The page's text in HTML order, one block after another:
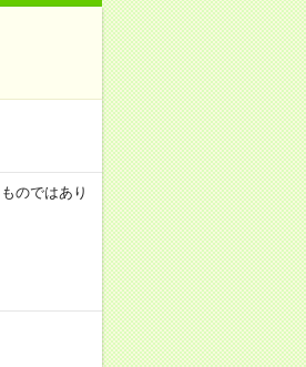
のではあり